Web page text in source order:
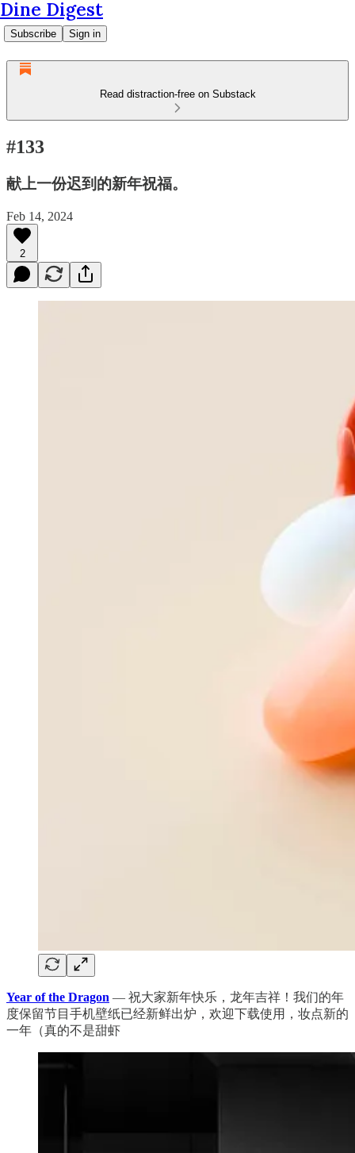
Dine Digest
Subscribe Sign in
Read distraction-free on Substack
#133
献上一份迟到的新年祝福。
Feb 14, 2024
2
Year of the Dragon — 祝大家新年快乐，龙年吉祥！我们的年
度保留节目手机壁纸已经新鲜出炉，欢迎下载使用，妆点新的
一年（真的不是甜虾